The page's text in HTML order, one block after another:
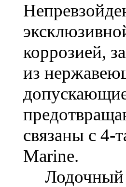
коррозией,
из
связаны с 4-
Marine.
Лодочный